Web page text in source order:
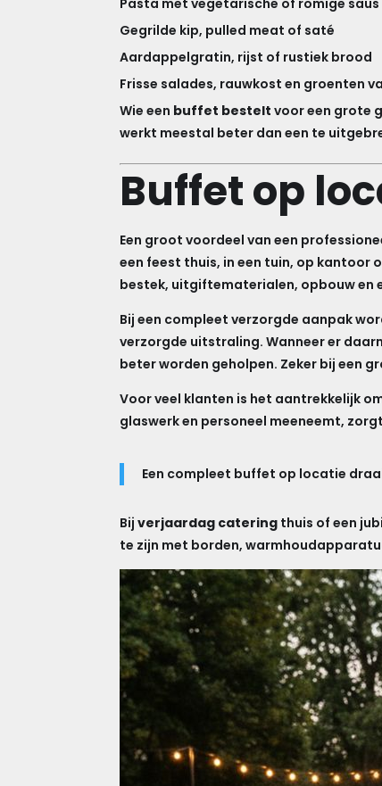
Pasta met vegetarische of romige saus
Gegrilde kip, pulled meat of saté
Aardappelgratin, rijst of rustiek brood
Frisse salades, rauwkost en groenten
Wie een buffet bestelt voor een grote
werkt meestal beter dan een te
Buffet op
Een groot voordeel van een
een feest thuis, in een tuin, op kantoor
bestek, uitgiftematerialen, opbouw en
Bij een compleet verzorgde aanpak
verzorgde uitstraling. Wanneer er
beter worden geholpen. Zeker bij een
Voor veel klanten is het aantrekkelijk
glaswerk en personeel meeneemt,
Een compleet buffet op locatie
Bijverjaardag catering thuis of een
te zijn met borden,